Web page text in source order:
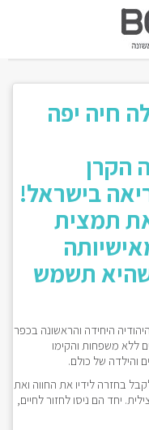
חיה יפה
הקרן
בישראל!
תמצית
תשמש
היחידה והראשונה בכפר
ללא משפחות והקימו
והילדה של כולם.
בחזרה לידיו את החווה ואת
יחד הם ניסו לחזור לחיים,